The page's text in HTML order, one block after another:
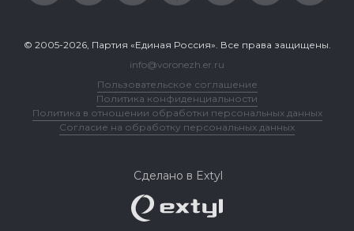
© 2005-2026, Партия «Единая Россия». Все права защищены.
info@voronezh.er.ru
Пользовательское соглашение
Политика конфиденциальности
Политика в отношении обработки персональных данных
Согласие на обработку персональных данных
Сделано в Extyl